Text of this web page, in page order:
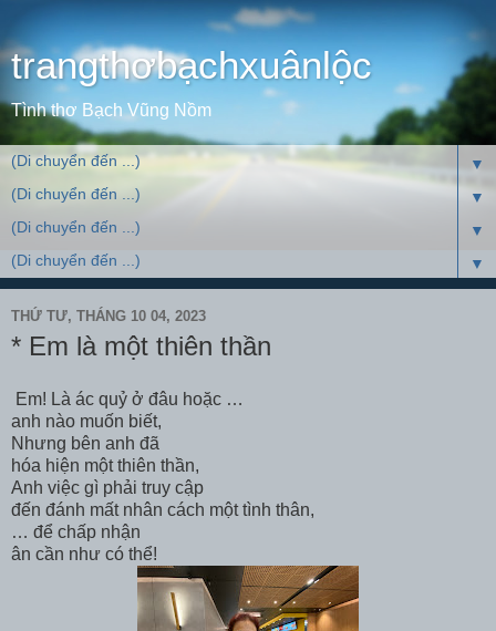
trangthơbạchxuânlộc
Tình thơ Bạch Vũng Nồm
▼
▼
▼
▼
THỨ TƯ, THÁNG 10 04, 2023
* Em là một thiên thần
Em! Là ác quỷ ở đâu hoặc …
anh nào muốn biết,
Nhưng bên anh đã
hóa hiện một thiên thần,
Anh việc gì phải truy cập
đến đánh mất nhân cách một tình thân,
… để chấp nhận
ân cần như có thể!